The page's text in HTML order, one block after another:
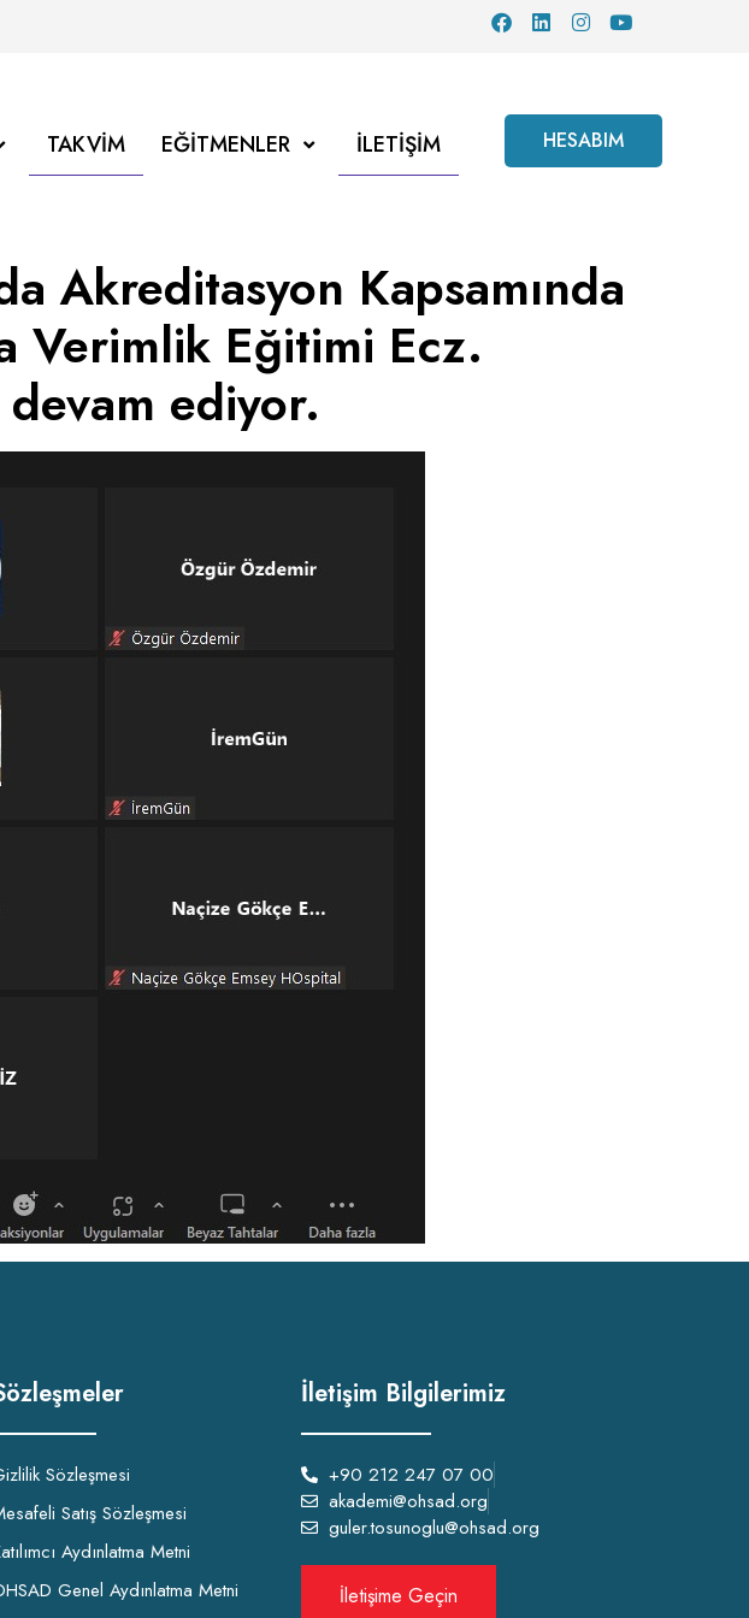
TAKVIM EĞITMENLER İLETIŞIM HESABIM
Akreditasyon Kapsamında
Verimlik Eğitimi Ecz.
ediyor.
Sözleşmesi
Satış Sözleşmesi
Aydınlatma Metni
Genel Aydınlatma Metni
İletişim Bilgilerimiz
+90 212 247 07 00
akademi@ohsad.org
guler.tosunoglu@ohsad.org
İletişime Geçin